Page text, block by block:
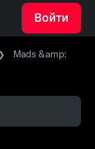
Войти
Mads &amp;